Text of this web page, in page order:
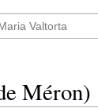
Méron)